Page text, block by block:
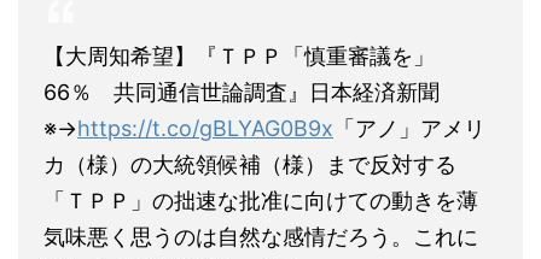
【大周知希望】『ＴＰＰ「慎重審議を」
66％ 共同通信世論調査』日本経済新聞
※→https://t.co/gBLYAG0B9x 「アノ」アメリ
カ（様）の大統領候補（様）まで反対する
「ＴＰＰ」の拙速な批准に向けての動きを薄
気味悪く思うのは自然な感情だろう。これに